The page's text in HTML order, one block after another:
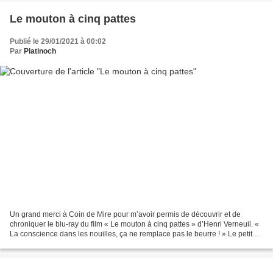
Le mouton à cinq pattes
Publié le 29/01/2021 à 00:02
Par Platinoch
Un grand merci à Coin de Mire pour m’avoir permis de découvrir et de
chroniquer le blu-ray du film « Le mouton à cinq pattes » d’Henri Verneuil. «
La conscience dans les nouilles, ça ne remplace pas le beurre ! » Le petit